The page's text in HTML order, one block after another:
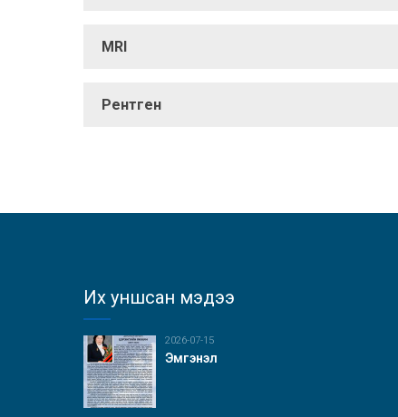
MRI
Рентген
Их уншсан мэдээ
2026-07-15
Эмгэнэл